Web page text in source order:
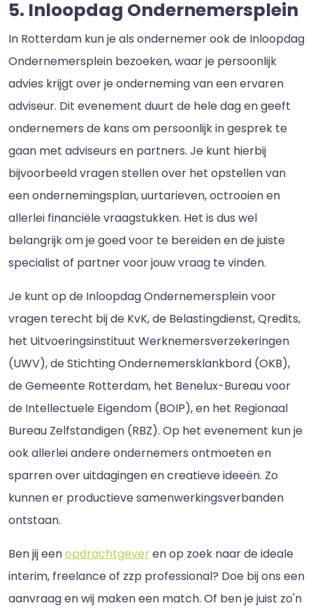
5. Inloopdag Ondernemersplein
In Rotterdam kun je als ondernemer ook de Inloopdag
Ondernemersplein bezoeken, waar je persoonlijk
advies krijgt over je onderneming van een ervaren
adviseur. Dit evenement duurt de hele dag en geeft
ondernemers de kans om persoonlijk in gesprek te
gaan met adviseurs en partners. Je kunt hierbij
bijvoorbeeld vragen stellen over het opstellen van
een ondernemingsplan, uurtarieven, octrooien en
allerlei financiële vraagstukken. Het is dus wel
belangrijk om je goed voor te bereiden en de juiste
specialist of partner voor jouw vraag te vinden.
Je kunt op de Inloopdag Ondernemersplein voor
vragen terecht bij de KvK, de Belastingdienst, Qredits,
het Uitvoeringsinstituut Werknemersverzekeringen
(UWV), de Stichting Ondernemersklankbord (OKB),
de Gemeente Rotterdam, het Benelux-Bureau voor
de Intellectuele Eigendom (BOIP), en het Regionaal
Bureau Zelfstandigen (RBZ). Op het evenement kun je
ook allerlei andere ondernemers ontmoeten en
sparren over uitdagingen en creatieve ideeën. Zo
kunnen er productieve samenwerkingsverbanden
ontstaan.
Ben jij eenopdrachtgeveren op zoek naar de ideale
interim, freelance of zzp professional? Doe bij ons een
aanvraag en wij maken een match. Of ben je juist zo'n